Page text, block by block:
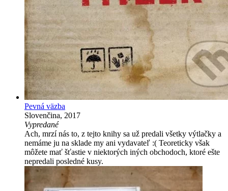
Pevná väzba
Slovenčina, 2017
Vypredané
Ach, mrzí nás to, z tejto knihy sa už predali všetky výtlačky a
nemáme ju na sklade my ani vydavateľ :( Teoreticky však
môžete mať šťastie v niektorých iných obchodoch, ktoré ešte
nepredali posledné kusy.